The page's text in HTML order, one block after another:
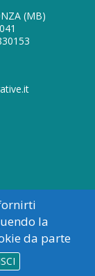
(MB)
Sociale
la
da parte